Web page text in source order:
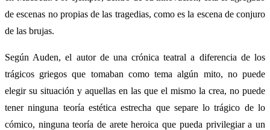
de escenas no propias de las tragedias, como es la escena de conjuro
de las brujas.
Según Auden, el autor de una crónica teatral a diferencia de los
trágicos griegos que tomaban como tema algún mito, no puede
elegir su situación y aquellas en las que el mismo la crea, no puede
tener ninguna teoría estética estrecha que separe lo trágico de lo
cómico, ninguna teoría de arete heroica que pueda privilegiar a un